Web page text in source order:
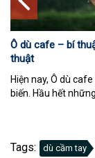
Ô dù cafe – bí
thuật
Hiện nay, Ô dù
biến. Hầu hết
Tags: dù cầm tay